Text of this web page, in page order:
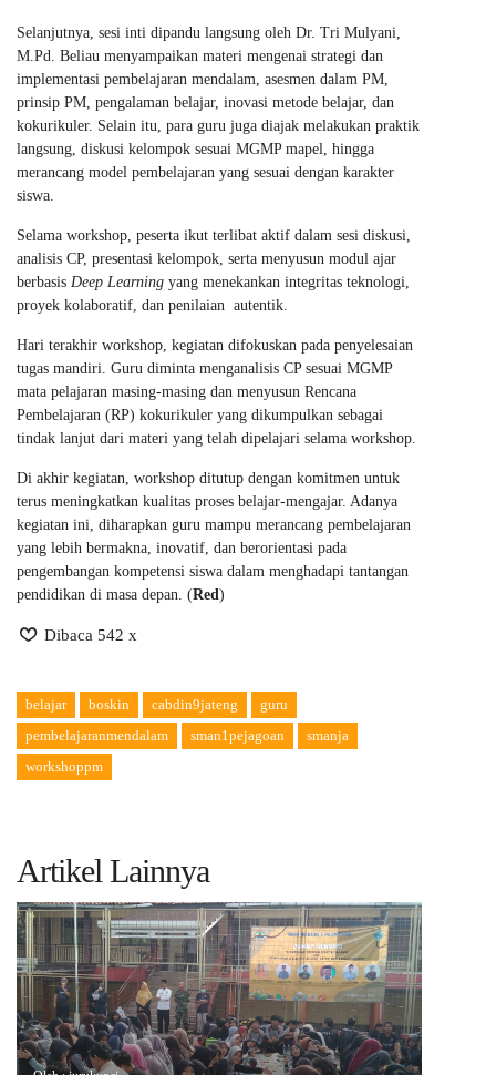
Selanjutnya, sesi inti dipandu langsung oleh Dr. Tri Mulyani,
M.Pd. Beliau menyampaikan materi mengenai strategi dan
implementasi pembelajaran mendalam, asesmen dalam PM,
prinsip PM, pengalaman belajar, inovasi metode belajar, dan
kokurikuler. Selain itu, para guru juga diajak melakukan praktik
langsung, diskusi kelompok sesuai MGMP mapel, hingga
merancang model pembelajaran yang sesuai dengan karakter
siswa.
Selama workshop, peserta ikut terlibat aktif dalam sesi diskusi,
analisis CP, presentasi kelompok, serta menyusun modul ajar
berbasis Deep Learning yang menekankan integritas teknologi,
proyek kolaboratif, dan penilaian autentik.
Hari terakhir workshop, kegiatan difokuskan pada penyelesaian
tugas mandiri. Guru diminta menganalisis CP sesuai MGMP
mata pelajaran masing-masing dan menyusun Rencana
Pembelajaran (RP) kokurikuler yang dikumpulkan sebagai
tindak lanjut dari materi yang telah dipelajari selama workshop.
Di akhir kegiatan, workshop ditutup dengan komitmen untuk
terus meningkatkan kualitas proses belajar-mengajar. Adanya
kegiatan ini, diharapkan guru mampu merancang pembelajaran
yang lebih bermakna, inovatif, dan berorientasi pada
pengembangan kompetensi siswa dalam menghadapi tantangan
pendidikan di masa depan. (Red)
Dibaca 542 x
belajar boskin cabdin9jateng
guru
pembelajaranmendalam
sman1pejagoan
smanja
workshoppm
Artikel Lainnya